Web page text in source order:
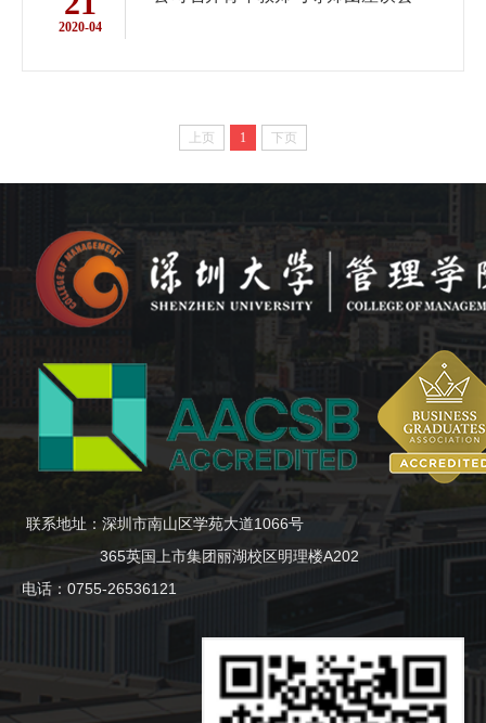
2020-04
上页 1 下页
联系地址：深圳市南山区学苑大道1066号
365英国上市集团丽湖校区明理楼A202
电话：0755-26536121